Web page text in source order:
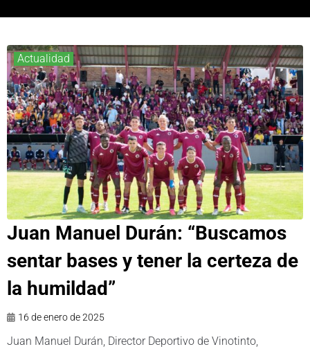
Actualidad
Juan Manuel Durán: “Buscamos
sentar bases y tener la certeza de
la humildad”
16 de enero de 2025
Juan Manuel Durán, Director Deportivo de Vinotinto,